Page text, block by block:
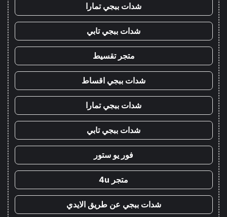
شدات ببجي تمارا
شدات ببجي تابي
متجر تقسيط
شدات ببجي اقساط
شدات ببجي تمارا
شدات ببجي تابي
فور يو ستور
متجر 4u
شدات ببجي عن طريق الايدي